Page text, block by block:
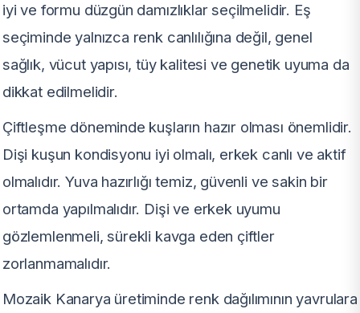
iyi ve formu düzgün damızlıklar seçilmelidir. Eş
seçiminde yalnızca renk canlılığına değil, genel
sağlık, vücut yapısı, tüy kalitesi ve genetik uyuma da
dikkat edilmelidir.
Çiftleşme döneminde kuşların hazır olması önemlidir.
Dişi kuşun kondisyonu iyi olmalı, erkek canlı ve aktif
olmalıdır. Yuva hazırlığı temiz, güvenli ve sakin bir
ortamda yapılmalıdır. Dişi ve erkek uyumu
gözlemlenmeli, sürekli kavga eden çiftler
zorlanmamalıdır.
Mozaik Kanarya üretiminde renk dağılımının yavrulara